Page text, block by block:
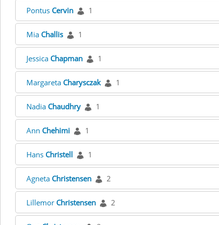
Pontus Cervin 1
Mia Challis 1
Jessica Chapman 1
Margareta Charysczak 1
Nadia Chaudhry 1
Ann Chehimi 1
Hans Christell 1
Agneta Christensen 2
Lillemor Christensen 2